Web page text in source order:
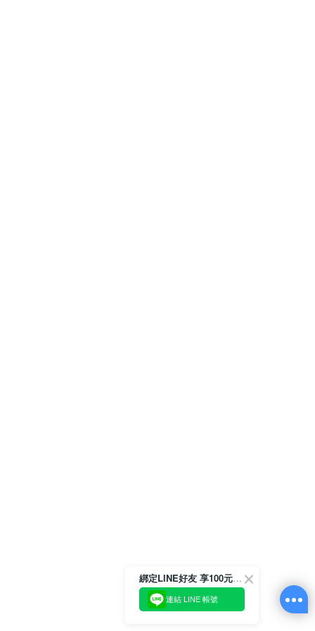
綁定LINE好友 享100元折價券
連結 LINE 帳號